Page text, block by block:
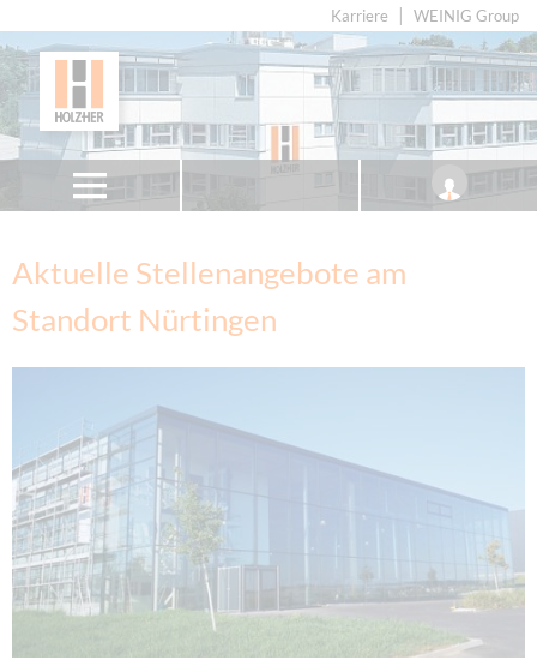
Karriere WEINIG Group
Aktuelle Stellenangebote am
Standort Nürtingen